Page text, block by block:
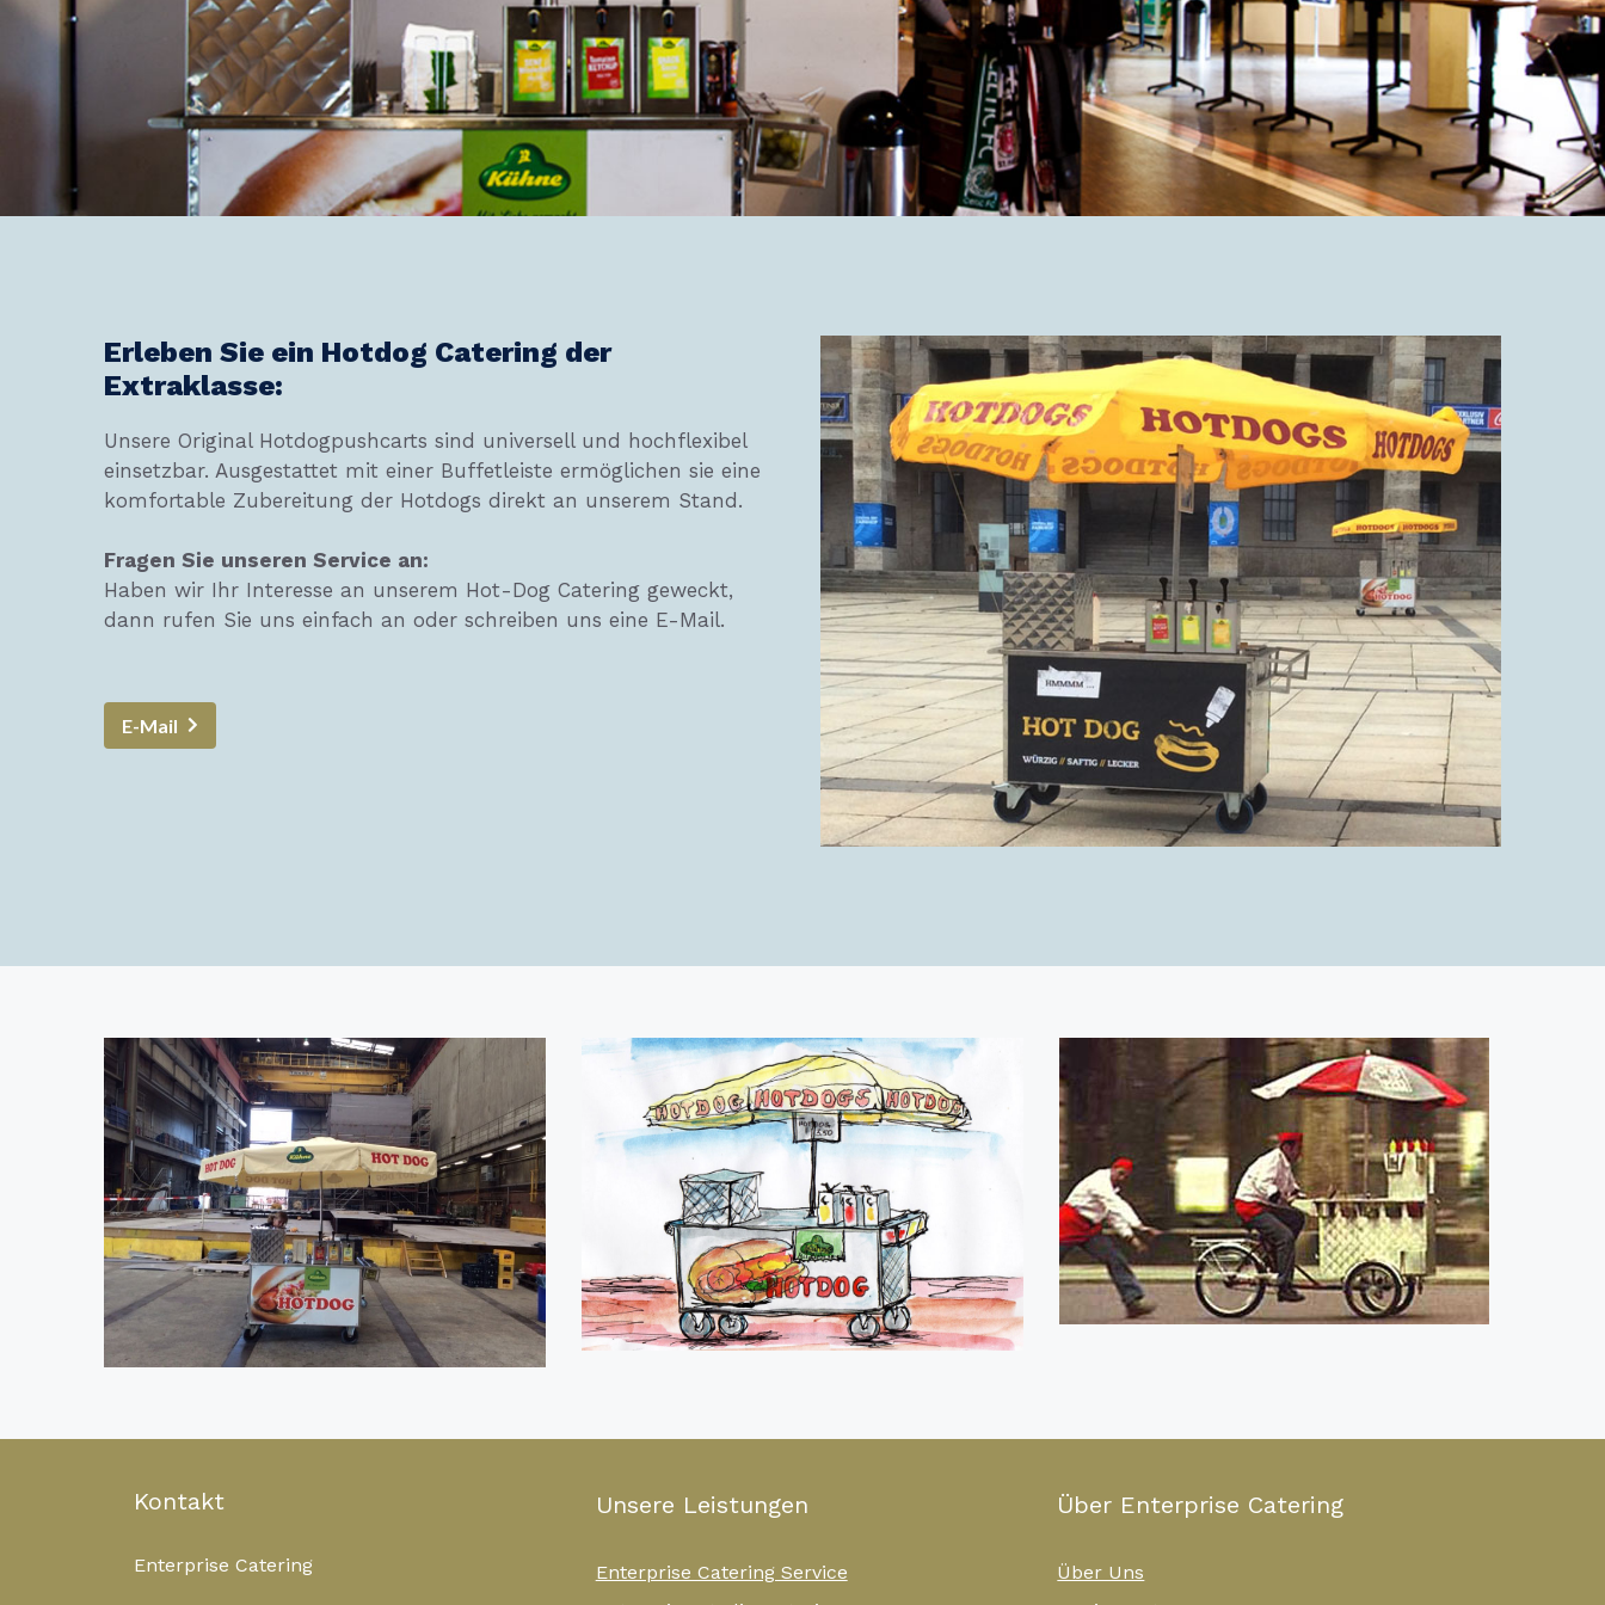
Erleben Sie ein Hotdog Catering der
Extraklasse:
Unsere Original Hotdogpushcarts sind universell und hochflexibel
einsetzbar. Ausgestattet mit einer Buffetleiste ermöglichen sie eine
komfortable Zubereitung der Hotdogs direkt an unserem Stand.
Fragen Sie unseren Service an:
Haben wir Ihr Interesse an unserem Hot-Dog Catering geweckt,
dann rufen Sie uns einfach an oder schreiben uns eine E-Mail.
E-Mail
Kontakt
Enterprise Catering
Unsere Leistungen
Enterprise Catering Service
Über Enterprise Catering
Über Uns